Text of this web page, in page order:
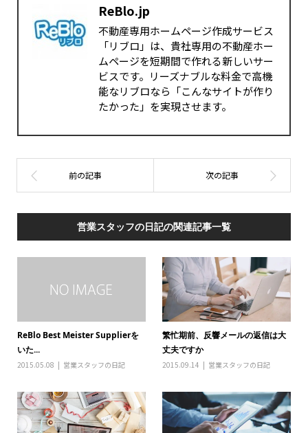
ReBlo.jp
不動産専用ホームページ作成サービス
「リブロ」は、貴社専用の不動産ホー
ムページを短期間で作れる新しいサー
ビスです。リーズナブルな料金で高機
能なリブロなら「こんなサイトが作り
たかった」を実現させます。
営業スタッフの日記の関連記事一覧
ReBlo Best Meister Supplierを
いた...
2015.05.08 営業スタッフの日記
繁忙期前、反響メールの返信は大
丈夫ですか
2015.09.14 営業スタッフの日記